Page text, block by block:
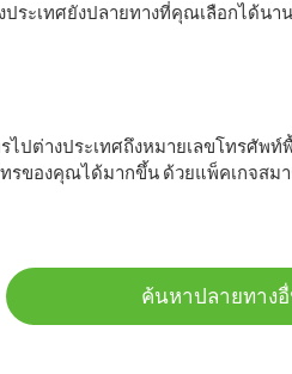
ระเทศยังปลายทางที่คุณเลือกได้นา
ปต่างประเทศถึงหมายเลขโทรศั
ของคุณได้มากขึ้น ด้วยแพ็คเกจสม
ค้นหาปลายทาง